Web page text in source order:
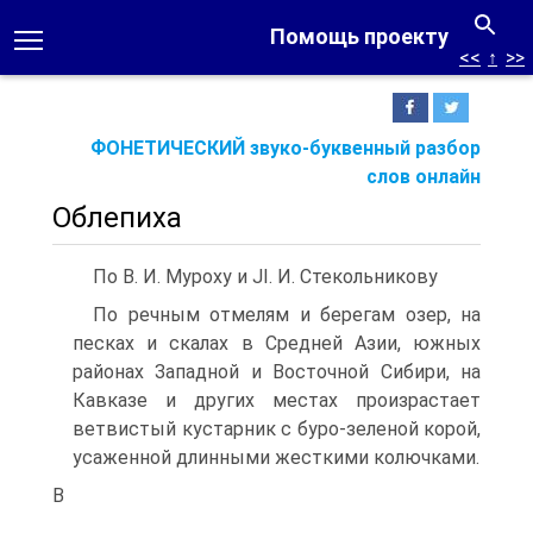
Помощь проекту
ФОНЕТИЧЕСКИЙ звуко-буквенный разбор
слов онлайн
<< ↑ >>
Облепиха
По В. И. Муроху и JI. И. Стекольникову
По речным отмелям и берегам озер, на
песках и скалах в Средней Азии, южных
районах Западной и Восточной Сибири, на
Кавказе и других местах произрастает
ветвистый кустарник с буро-зеленой корой,
усаженной длинными жесткими колючками.
В